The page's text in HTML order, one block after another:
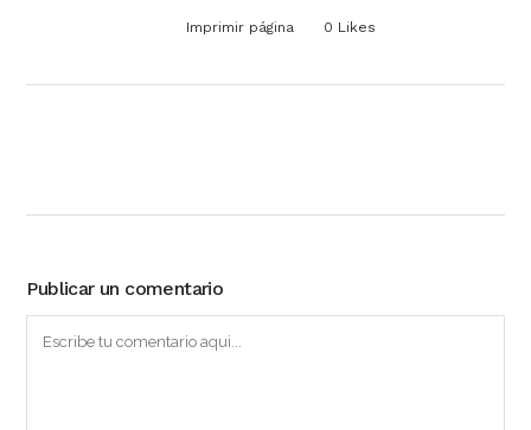
Imprimir página 0 Likes
Publicar un comentario